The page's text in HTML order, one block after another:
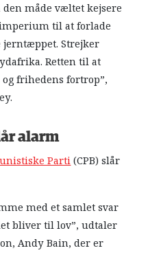
måde væltet kejsere
til at forlade
jerntæppet. Strejker
Retten til at
frihedens fortrop”,
alarm
Parti(CPB) slår
med et samlet svar
bliver til lov”, udtaler
Andy Bain, der er